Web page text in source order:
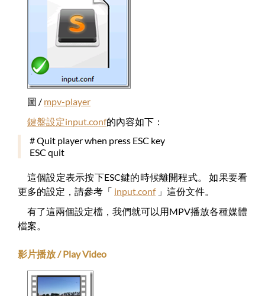
圖 / mpv-player
鍵盤設定input.conf的內容如下：
# Quit player when press ESC key
ESC quit
這個設定表示按下ESC鍵的時候離開程式。 如果要看
更多的設定，請參考「 input.conf」這份文件。
有了這兩個設定檔，我們就可以用MPV播放各種媒體
檔案。
影片播放 / Play Video